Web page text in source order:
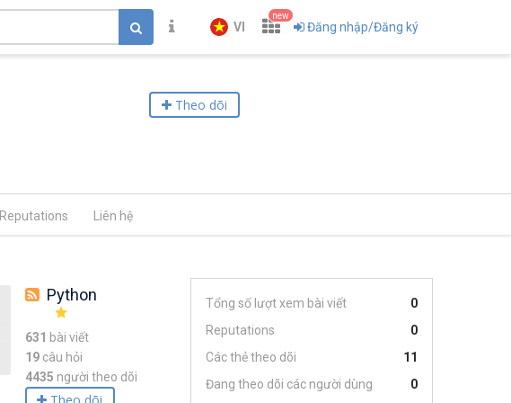
VI
new
Đăng nhập/Đăng ký
Theo dõi
Reputations Liên hệ
Python
631 bài viết
19câu hỏi
4435 người theo dõi
Tổng số lượt xem bài viết
0
Reputations
0
Các thẻ theo dõi
11
Đang theo dõi các người dùng
0